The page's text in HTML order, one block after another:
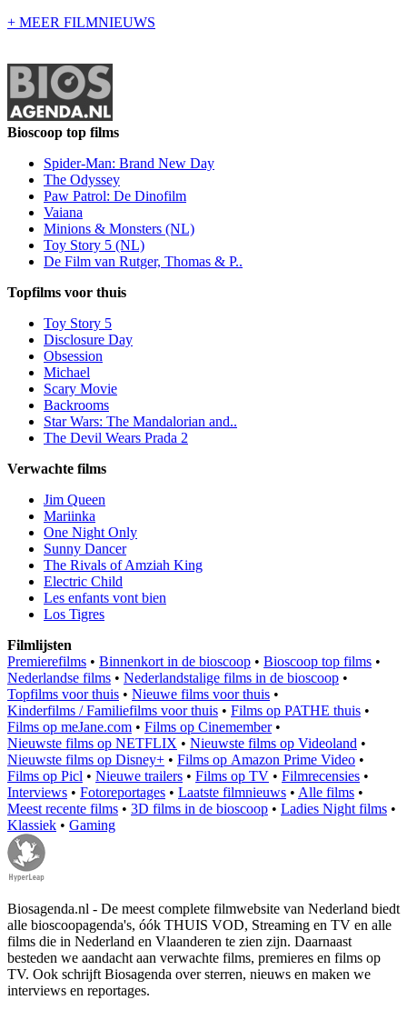
+ MEER FILMNIEUWS
Bioscoop top films
Spider-Man: Brand New Day
The Odyssey
Paw Patrol: De Dinofilm
Vaiana
Minions & Monsters (NL)
Toy Story 5 (NL)
De Film van Rutger, Thomas & P..
Topfilms voor thuis
Toy Story 5
Disclosure Day
Obsession
Michael
Scary Movie
Backrooms
Star Wars: The Mandalorian and..
The Devil Wears Prada 2
Verwachte films
Jim Queen
Mariinka
One Night Only
Sunny Dancer
The Rivals of Amziah King
Electric Child
Les enfants vont bien
Los Tigres
Filmlijsten
Premierefilms • Binnenkort in de bioscoop • Bioscoop top films •
Nederlandse films • Nederlandstalige films in de bioscoop •
Topfilms voor thuis • Nieuwe films voor thuis •
Kinderfilms / Familiefilms voor thuis • Films op PATHE thuis •
Films op meJane.com • Films op Cinemember•
Nieuwste films op NETFLIX • Nieuwste films op Videoland •
Nieuwste films op Disney+ • Films op Amazon Prime Video •
Films op Picl • Nieuwe trailers • Films op TV • Filmrecensies •
Interviews • Fotoreportages • Laatste filmnieuws • Alle films •
Meest recente films • 3D films in de bioscoop • Ladies Night films •
Klassiek • Gaming
Biosagenda.nl - De meest complete filmwebsite van Nederland biedt
alle bioscoopagenda's, óók THUIS VOD, Streaming en TV en alle
films die in Nederland en Vlaanderen te zien zijn. Daarnaast
besteden we aandacht aan verwachte films, premieres en films op
TV. Ook schrijft Biosagenda over sterren, nieuws en maken we
interviews en reportages.